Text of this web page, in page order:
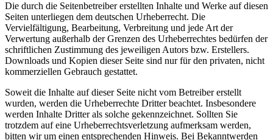
Die durch die Seitenbetreiber erstellten Inhalte und Werke auf diesen
Seiten unterliegen dem deutschen Urheberrecht. Die
Vervielfältigung, Bearbeitung, Verbreitung und jede Art der
Verwertung außerhalb der Grenzen des Urheberrechtes bedürfen der
schriftlichen Zustimmung des jeweiligen Autors bzw. Erstellers.
Downloads und Kopien dieser Seite sind nur für den privaten, nicht
kommerziellen Gebrauch gestattet.
Soweit die Inhalte auf dieser Seite nicht vom Betreiber erstellt
wurden, werden die Urheberrechte Dritter beachtet. Insbesondere
werden Inhalte Dritter als solche gekennzeichnet. Sollten Sie
trotzdem auf eine Urheberrechtsverletzung aufmerksam werden,
bitten wir um einen entsprechenden Hinweis. Bei Bekanntwerden